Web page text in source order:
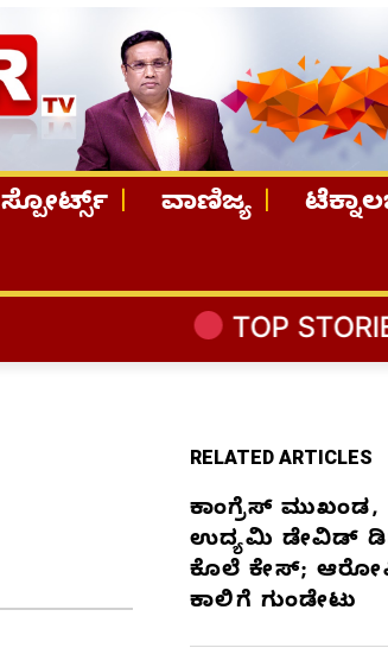
ಸ್ಪೋರ್ಟ್ಸ್ ವಾಣಿಜ್ಯ
TOP STORIES
RELATED ARTICLES
ಕಾಂಗ್ರೆಸ್‌ ಮುಖಂಡ,
ಉದ್ಯಮಿ ಡೇವಿಡ್‌
ಕೊಲೆ ಕೇಸ್;‌
ಕಾಲಿಗೆ ಗುಂಡೇಟು